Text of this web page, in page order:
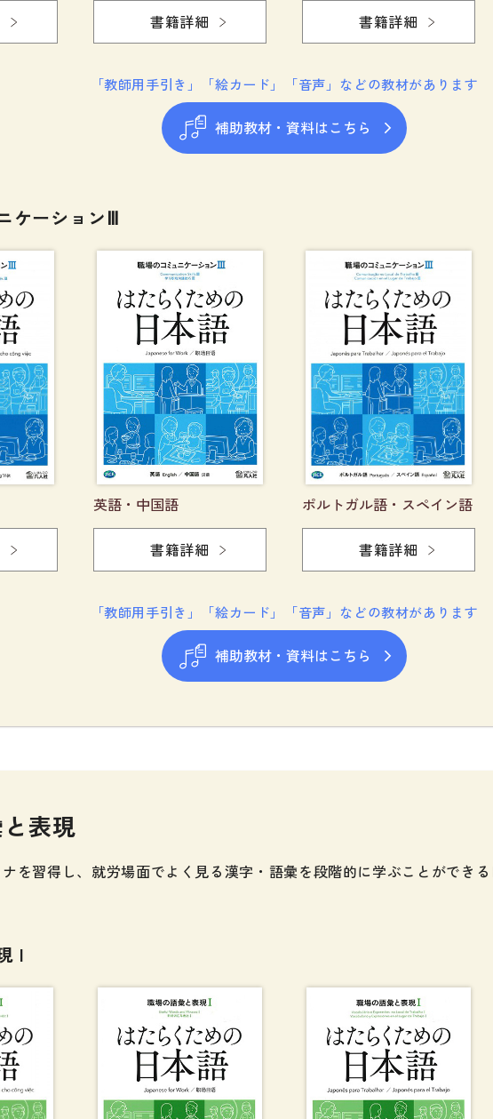
書籍詳細 書籍詳細
「教師用手引き」「絵カード」「音声」などの教材があります
補助教材・資料はこちら
ケーションⅢ
英語・中国語
書籍詳細
ポルトガル語・スペイン語
書籍詳細
「教師用手引き」「絵カード」「音声」などの教材があります
補助教材・資料はこちら
表現
を習得し、就労場面でよく見る漢字・語彙を段階的に学ぶことができ
I